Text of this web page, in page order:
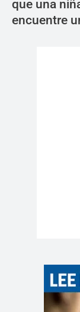
que una
encuentre